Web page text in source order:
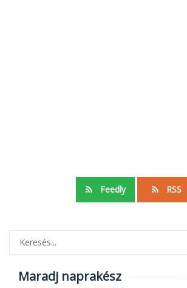
Feedly RSS
Maradj naprakész